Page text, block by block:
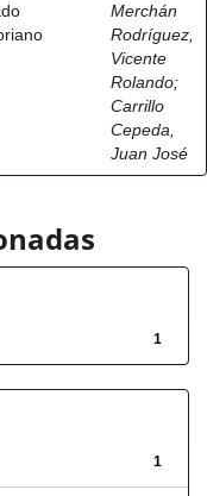
Merchán
Rodríguez,
Vicente
Rolando;
Carrillo
Cepeda,
Juan José
1
1